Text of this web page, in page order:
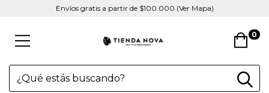
Envíos gratis a partir de $100.000 (Ver Mapa)
0